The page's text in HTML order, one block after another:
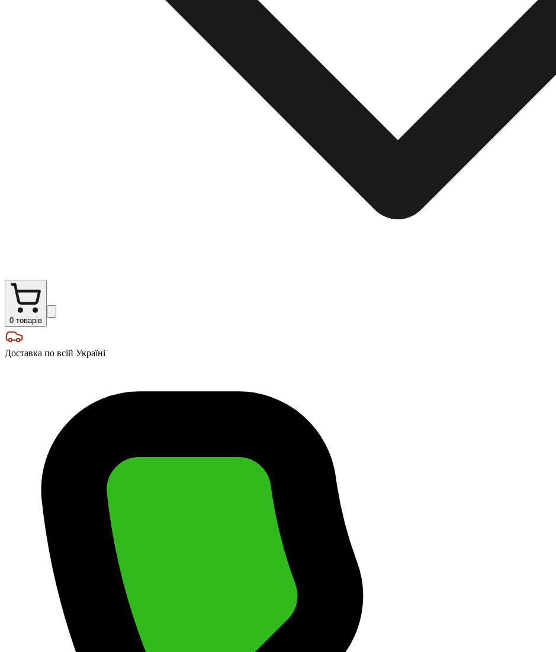
0 товарів
Доставка по всій Україні